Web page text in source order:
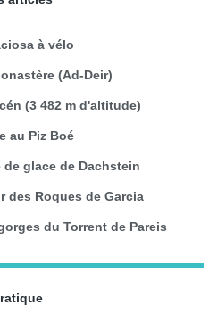
à vélo
(Ad-Deir)
(3 482 m d'altitude)
au Piz Boé
glace de Dachstein
des Roques de Garcia
du Torrent de Pareis